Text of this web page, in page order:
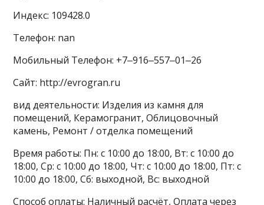
Индекс: 109428.0
Телефон: nan
Мобильный Телефон: +7‒916‒557‒01‒26
Сайт: http://evrogran.ru
вид деятельности: Изделия из камня для
помещений, Керамогранит, Облицовочный
камень, Ремонт / отделка помещений
Время работы: Пн: с 10:00 до 18:00, Вт: с 10:00 до
18:00, Ср: с 10:00 до 18:00, Чт: с 10:00 до 18:00, Пт: с
10:00 до 18:00, Сб: выходной, Вс: выходной
Способ оплаты: Наличный расчёт, Оплата через